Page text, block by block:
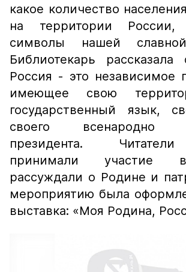
какое количество
на территории России,
символы нашей
Библиотекарь
Россия - это независимое
имеющее свою
государственный язык,
своего всенародно
президента.
принимали участие
рассуждали о Родине и
мероприятию была
выставка: «Моя Родина,